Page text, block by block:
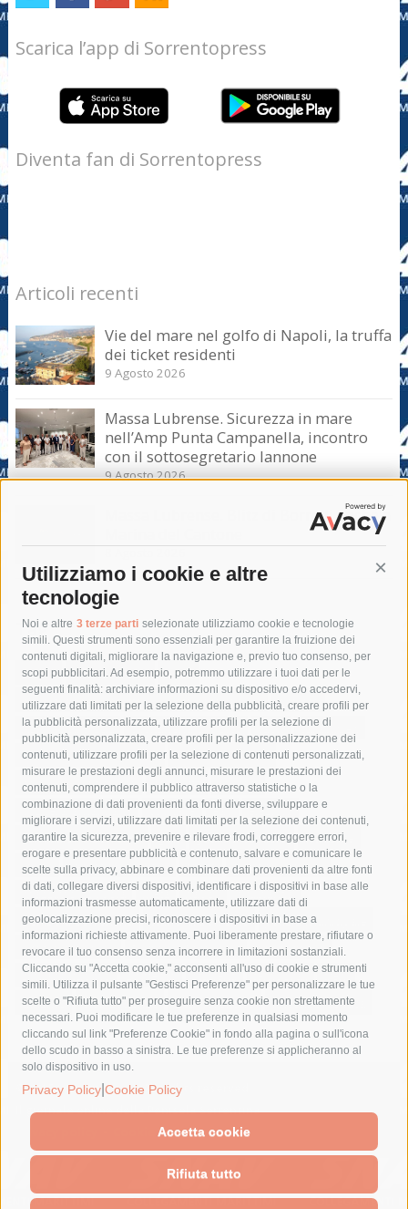
Utilizziamo i cookie e altre
tecnologie
Noi e altre 3 terze parti selezionate utilizziamo cookie e tecnologie
simili. Questi strumenti sono essenziali per garantire la fruizione dei
contenuti digitali, migliorare la navigazione e, previo tuo consenso, per
scopi pubblicitari. Ad esempio, potremmo utilizzare i tuoi dati per le
seguenti finalità: archiviare informazioni su dispositivo e/o accedervi,
utilizzare dati limitati per la selezione della pubblicità, creare profili per
la pubblicità personalizzata, utilizzare profili per la selezione di
pubblicità personalizzata, creare profili per la personalizzazione dei
contenuti, utilizzare profili per la selezione di contenuti personalizzati,
misurare le prestazioni degli annunci, misurare le prestazioni dei
contenuti, comprendere il pubblico attraverso statistiche o la
combinazione di dati provenienti da fonti diverse, sviluppare e
migliorare i servizi, utilizzare dati limitati per la selezione dei contenuti,
garantire la sicurezza, prevenire e rilevare frodi, correggere errori,
erogare e presentare pubblicità e contenuto, salvare e comunicare le
scelte sulla privacy, abbinare e combinare dati provenienti da altre fonti
di dati, collegare diversi dispositivi, identificare i dispositivi in base alle
informazioni trasmesse automaticamente, utilizzare dati di
geolocalizzazione precisi, riconoscere i dispositivi in base a
informazioni richieste attivamente. Puoi liberamente prestare, rifiutare o
revocare il tuo consenso senza incorrere in limitazioni sostanziali.
Cliccando su "Accetta cookie," acconsenti all'uso di cookie e strumenti
simili. Utilizza il pulsante "Gestisci Preferenze" per personalizzare le tue
scelte o "Rifiuta tutto" per proseguire senza cookie non strettamente
necessari. Puoi modificare le tue preferenze in qualsiasi momento
cliccando sul link "Preferenze Cookie" in fondo alla pagina o sull'icona
dello scudo in basso a sinistra. Le tue preferenze si applicheranno al
solo dispositivo in uso.
Privacy Policy Cookie Policy
Accetta cookie
Rifiuta tutto
Scarica l’app di Sorrentopress
Diventa fan di Sorrentopress
Articoli recenti
Vie del mare nel golfo di Napoli, la truffa
dei ticket residenti
9 Agosto 2026
Massa Lubrense. Sicurezza in mare
nell’Amp Punta Campanella, incontro
con il sottosegretario Iannone
9 Agosto 2026
Massa Lubrense. Blitz di Borrelli anche a
Tag
acqua allerta meteo
anas
area marina protetta di punta campanella
arresto
Asl Napoli 3 sud
capitaneria di porto capri
carabinieri
castellammare di stabia
circumvesuviana
comune di sorrento
concerto
contagi
costiera amalfitana
covid-19 eav
elezioni
fondazione sorrento
gori guardia costiera
incidente
lavori
lorenzo balducelli mare
massa lubrense
massimo coppola
Meta napoli
ordinanza
penisola sorrentina
piano di sorrento
polizia municipale
protezione civile
Regione Campania
sant'agnello
sindaco cuomo
sorrento studenti temporali
treni
turismo
Vico Equense villa fiorentino vincenzo de luca
© 2015 SorrentoPress. All rights reserved.
Il giornale online della Penisola Sorrentina
Cookie Policy